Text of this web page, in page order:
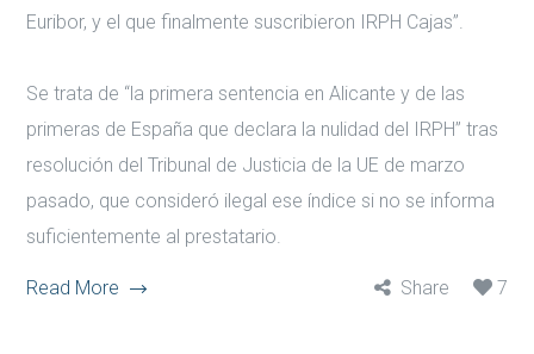
Euribor, y el que finalmente suscribieron IRPH Cajas”.
Se trata de “la primera sentencia en Alicante y de las
primeras de España que declara la nulidad del IRPH” tras
resolución del Tribunal de Justicia de la UE de marzo
pasado, que consideró ilegal ese índice si no se informa
suficientemente al prestatario.
Read More Share 7